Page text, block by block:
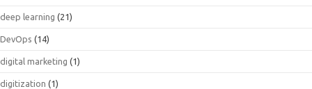
deep learning (21)
DevOps (14)
digital marketing (1)
digitization (1)